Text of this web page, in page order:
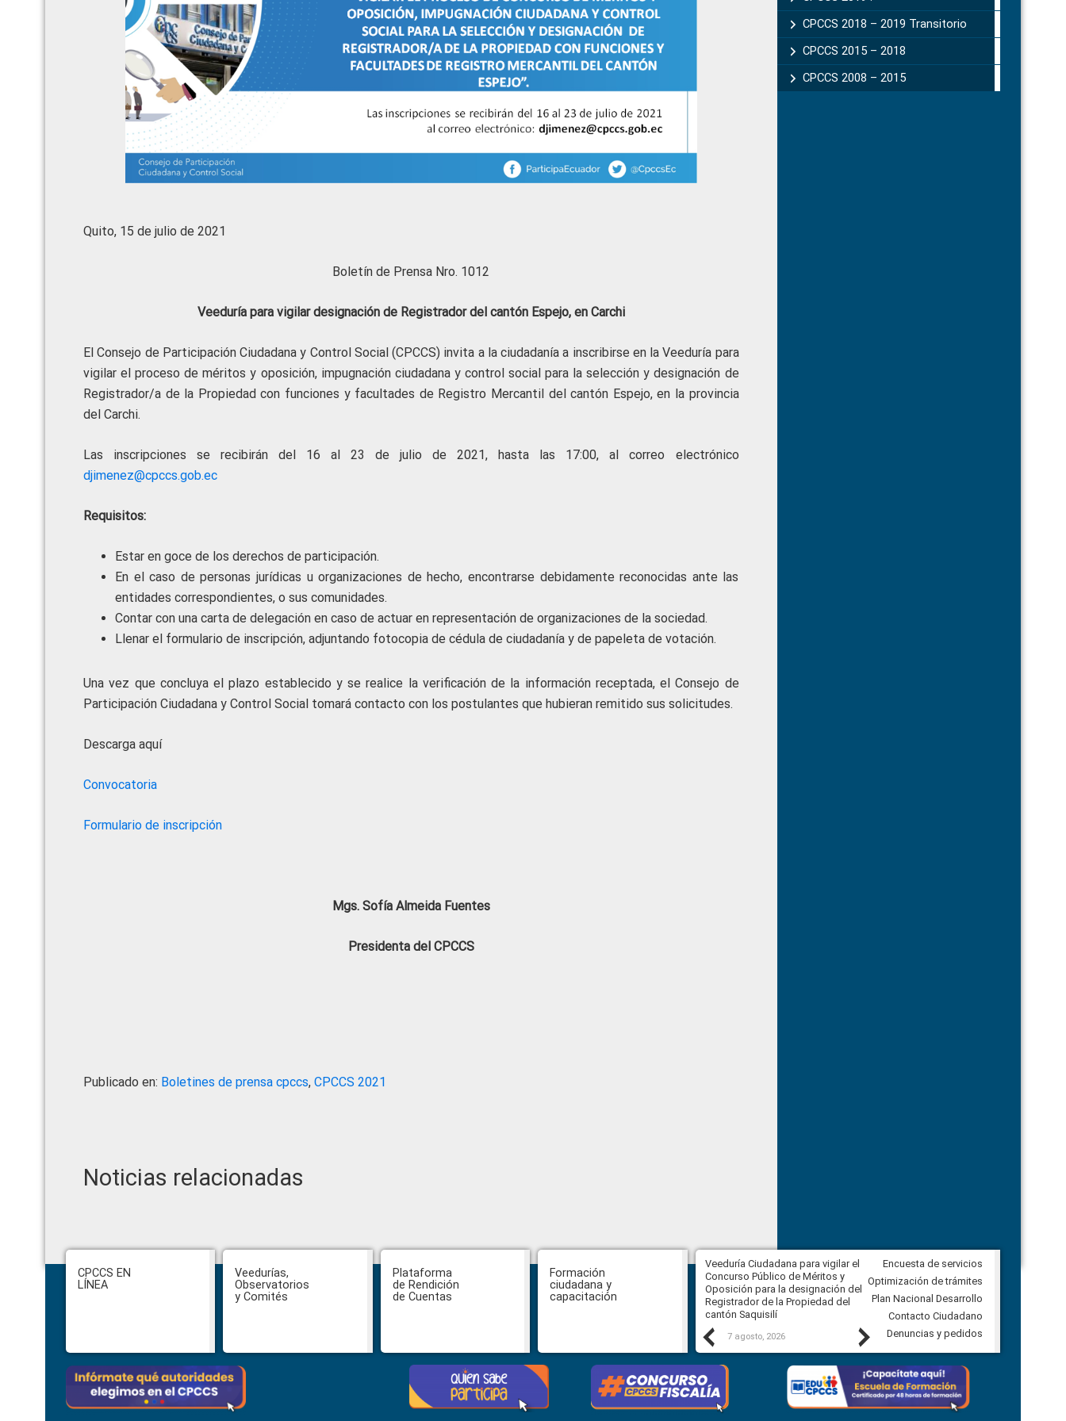
Quito, 15 de julio de 2021
Boletín de Prensa Nro. 1012
Veeduría para vigilar designación de Registrador del cantón Espejo, en Carchi
El Consejo de Participación Ciudadana y Control Social (CPCCS) invita a la ciudadanía a inscribirse en la Veeduría para
vigilar el proceso de méritos y oposición, impugnación ciudadana y control social para la selección y designación de
Registrador/a de la Propiedad con funciones y facultades de Registro Mercantil del cantón Espejo, en la provincia
del Carchi.
Las inscripciones se recibirán del 16 al 23 de julio de 2021, hasta las 17:00, al correo electrónico
djimenez@cpccs.gob.ec
Requisitos:
Estar en goce de los derechos de participación.
En el caso de personas jurídicas u organizaciones de hecho, encontrarse debidamente reconocidas ante las
entidades correspondientes, o sus comunidades.
Contar con una carta de delegación en caso de actuar en representación de organizaciones de la sociedad.
Llenar el formulario de inscripción, adjuntando fotocopia de cédula de ciudadanía y de papeleta de votación.
Una vez que concluya el plazo establecido y se realice la verificación de la información receptada, el Consejo de
Participación Ciudadana y Control Social tomará contacto con los postulantes que hubieran remitido sus solicitudes.
Descarga aquí
Convocatoria
Formulario de inscripción
Mgs. Sofía Almeida Fuentes
Presidenta del CPCCS
Publicado en: Boletines de prensa cpccs, CPCCS 2021
Noticias relacionadas
CPCCS 2018 – 2019 Transitorio
CPCCS 2015 – 2018
CPCCS 2008 – 2015
Footer
CPCCS EN
LÍNEA
Veedurías,
Observatorios
y Comités
Plataforma
de Rendición
de Cuentas
Formación
ciudadana y
capacitación
Previous
CPCCS aprueba convocatoria a
Veeduría para designación de la
autoridad de la SOT
Veeduría Ciudadana para vigilar el
Concurso Público de Méritos y
Oposición para la designación del
Registrador de la Propiedad del
cantón Saquisilí
7 agosto, 2026
Veeduría Ciudadana para vigilar la
construcción del asfaltado de
Ballenita del cantón Santa Elena
7 agosto, 2026
Next
Encuesta de servicios
Optimización de trámites
Plan Nacional Desarrollo
Contacto Ciudadano
Denuncias y pedidos